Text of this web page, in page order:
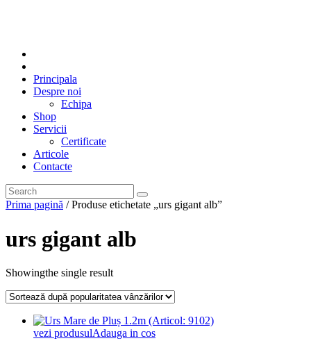
Principala
Despre noi
Echipa
Shop
Servicii
Certificate
Articole
Contacte
Prima pagină / Produse etichetate „urs gigant alb”
urs gigant alb
Showingthe single result
vezi produsulAdauga in cos